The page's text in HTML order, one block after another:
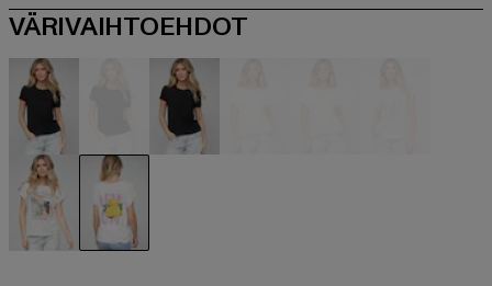
VÄRIVAIHTOEHDOT
schwarzschwarz